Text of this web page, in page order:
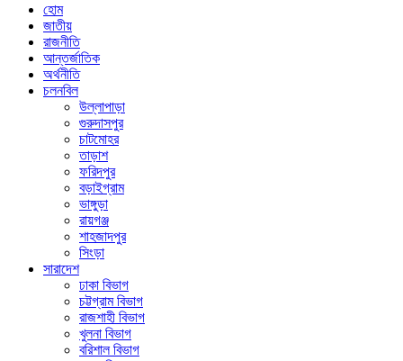
হোম
জাতীয়
রাজনীতি
আন্তর্জাতিক
অর্থনীতি
চলনবিল
উল্লাপাড়া
গুরুদাসপুর
চাটমোহর
তাড়াশ
ফরিদপুর
বড়াইগ্রাম
ভাঙ্গুড়া
রায়গঞ্জ
শাহজাদপুর
সিংড়া
সারাদেশ
ঢাকা বিভাগ
চট্টগ্রাম বিভাগ
রাজশাহী বিভাগ
খুলনা বিভাগ
বরিশাল বিভাগ